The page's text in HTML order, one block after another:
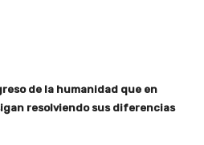
de la humanidad que en
resolviendo sus diferencias